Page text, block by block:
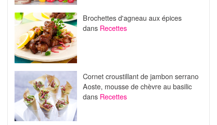
Brochettes d'agneau aux épices
dans Recettes
Cornet croustillant de jambon serrano
Aoste, mousse de chèvre au basilic
dans Recettes